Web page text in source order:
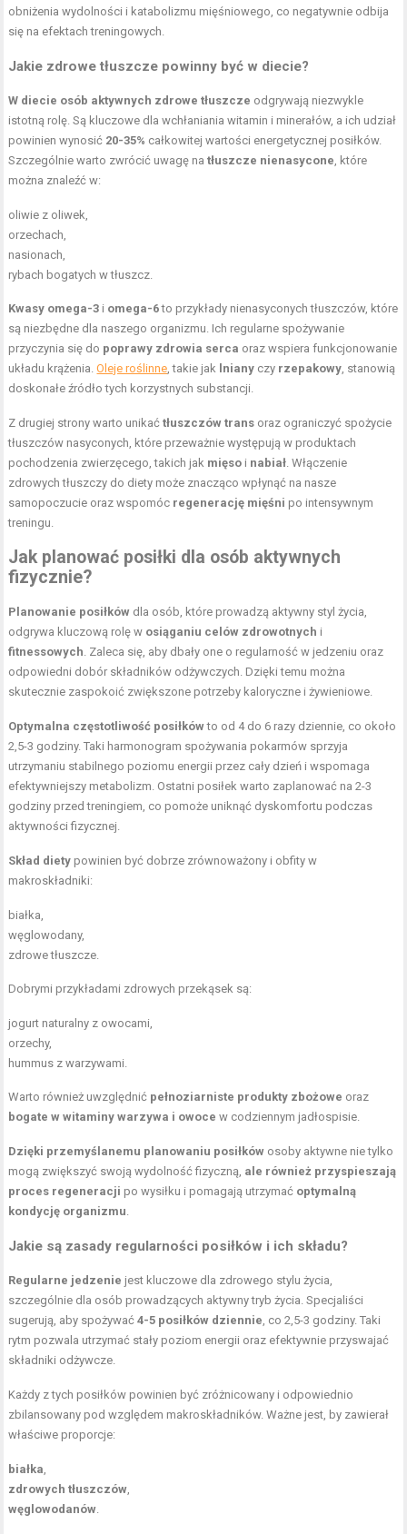
obniżenia wydolności i katabolizmu mięśniowego, co negatywnie odbija
się na efektach treningowych.
Jakie zdrowe tłuszcze powinny być w diecie?
W diecie osób aktywnych zdrowe tłuszcze odgrywają niezwykle
istotną rolę. Są kluczowe dla wchłaniania witamin i minerałów, a ich udział
powinien wynosić 20-35% całkowitej wartości energetycznej posiłków.
Szczególnie warto zwrócić uwagę natłuszcze nienasycone, które
można znaleźć w:
oliwie z oliwek,
orzechach,
nasionach,
rybach bogatych w tłuszcz.
Kwasy omega-3 i omega-6to przykłady nienasyconych tłuszczów, które
są niezbędne dla naszego organizmu. Ich regularne spożywanie
przyczynia się do poprawy zdrowia serca oraz wspiera funkcjonowanie
układu krążenia.Oleje roślinne, takie jak lniany czy rzepakowy, stanowią
doskonałe źródło tych korzystnych substancji.
Z drugiej strony warto unikaćtłuszczów trans oraz ograniczyć spożycie
tłuszczów nasyconych, które przeważnie występują w produktach
pochodzenia zwierzęcego, takich jak mięso i nabiał. Włączenie
zdrowych tłuszczy do diety może znacząco wpłynąć na nasze
samopoczucie oraz wspomóc regenerację mięśni po intensywnym
treningu.
Jak planować posiłki dla osób aktywnych
fizycznie?
Planowanie posiłków dla osób, które prowadzą aktywny styl życia,
odgrywa kluczową rolę w osiąganiu celów zdrowotnych i
fitnessowych. Zaleca się, aby dbały one o regularność w jedzeniu oraz
odpowiedni dobór składników odżywczych. Dzięki temu można
skutecznie zaspokoić zwiększone potrzeby kaloryczne i żywieniowe.
Optymalna częstotliwość posiłkówto od 4 do 6 razy dziennie, co około
2,5-3 godziny. Taki harmonogram spożywania pokarmów sprzyja
utrzymaniu stabilnego poziomu energii przez cały dzień i wspomaga
efektywniejszy metabolizm. Ostatni posiłek warto zaplanować na 2-3
godziny przed treningiem, co pomoże uniknąć dyskomfortu podczas
aktywności fizycznej.
Skład diety powinien być dobrze zrównoważony i obfity w
makroskładniki:
białka,
węglowodany,
zdrowe tłuszcze.
Dobrymi przykładami zdrowych przekąsek są:
jogurt naturalny z owocami,
orzechy,
hummus z warzywami.
Warto również uwzględnić pełnoziarniste produkty zbożowe oraz
bogate w witaminy warzywa i owoce w codziennym jadłospisie.
Dzięki przemyślanemu planowaniu posiłków osoby aktywne nie tylko
mogą zwiększyć swoją wydolność fizyczną, ale również przyspieszają
proces regeneracji po wysiłku i pomagają utrzymać optymalną
kondycję organizmu.
Jakie są zasady regularności posiłków i ich składu?
Regularne jedzenie jest kluczowe dla zdrowego stylu życia,
szczególnie dla osób prowadzących aktywny tryb życia. Specjaliści
sugerują, aby spożywać4-5 posiłków dziennie, co 2,5-3 godziny. Taki
rytm pozwala utrzymać stały poziom energii oraz efektywnie przyswajać
składniki odżywcze.
Każdy z tych posiłków powinien być zróżnicowany i odpowiednio
zbilansowany pod względem makroskładników. Ważne jest, by zawierał
właściwe proporcje:
białka,
zdrowych tłuszczów,
węglowodanów.